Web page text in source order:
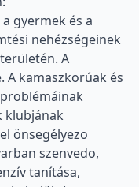
gyermek és a
nehézségeinek
A
A kamaszkorúak és
klubjának
önsegélyezo
szenvedo,
tanítása,